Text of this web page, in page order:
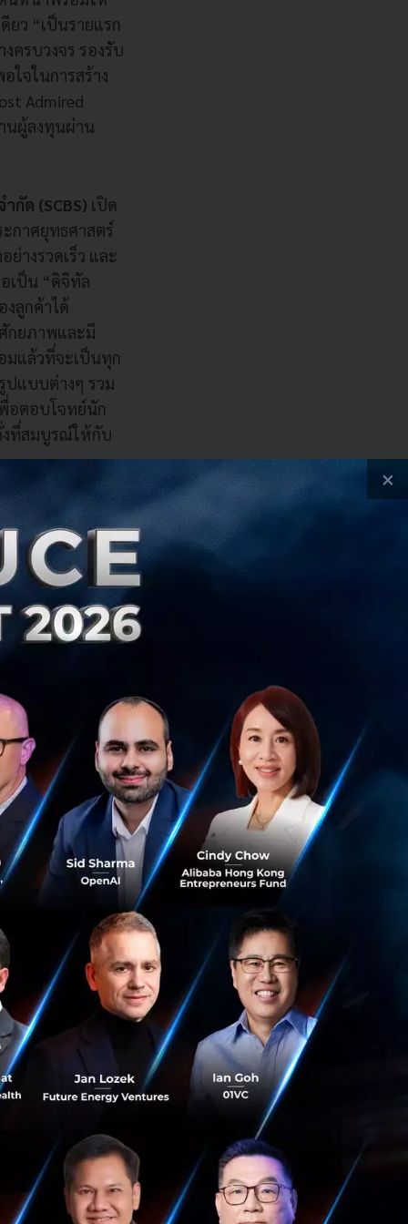
ว “เป็นรายแรก
ครบวงจร รองรับ
ใจในการสร้าง
Admired
นผู้ลงทุนผ่าน
ด (SCBS) เปิด
กาศยุทธศาสตร์
างรวดเร็ว และ
เป็น “ดิจิทัล
ลูกค้าได้
กยภาพและมี
แล้วที่จะเป็นทุก
ปแบบต่างๆ รวม
อตอบโจทย์นัก
งที่สมบูรณ์ให้กับ
กว่า 50,000 บัญชี
ณ 30% เป็นบัญชี
าณิชย์ จำกัด (SCBS)
พลตฟอร์มพร้อม
×